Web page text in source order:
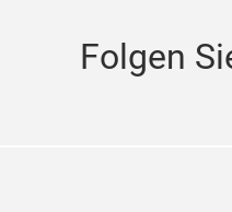
Folgen